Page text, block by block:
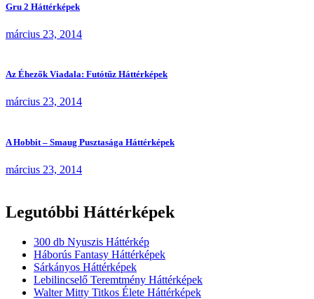
Gru 2 Háttérképek
március 23, 2014
Az Éhezők Viadala: Futótűz Háttérképek
március 23, 2014
A Hobbit – Smaug Pusztasága Háttérképek
március 23, 2014
Legutóbbi Háttérképek
300 db Nyuszis Háttérkép
Háborús Fantasy Háttérképek
Sárkányos Háttérképek
Lebilincselő Teremtmény Háttérképek
Walter Mitty Titkos Élete Háttérképek